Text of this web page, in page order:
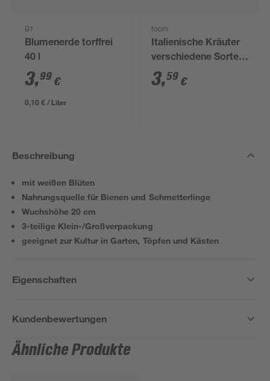
B1
Blumenerde torffrei
40 l
3,99 €
0,10 € / Liter
toom
Italienische Kräuter
verschiedene Sorten
14 cm Topf
3,59 €
Beschreibung
mit weißen Blüten
Nahrungsquelle für Bienen und Schmetterlinge
Wuchshöhe 20 cm
3-teilige Klein-/Großverpackung
geeignet zur Kultur in Garten, Töpfen und Kästen
Eigenschaften
Kundenbewertungen
Ähnliche Produkte